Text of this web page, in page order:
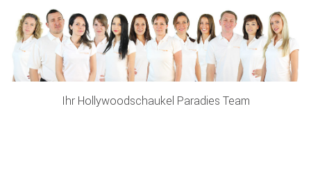
Ihr Hollywoodschaukel Paradies Team